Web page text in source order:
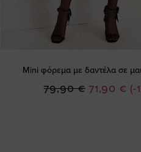
Mini φόρεμα με δαντέλα σε
(-
Ειδική
71,90 €
79,90 €